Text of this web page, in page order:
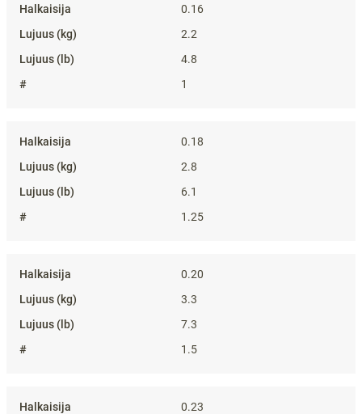
0.16
2.2
4.8
1
0.18
2.8
6.1
1.25
0.20
3.3
7.3
1.5
0.23